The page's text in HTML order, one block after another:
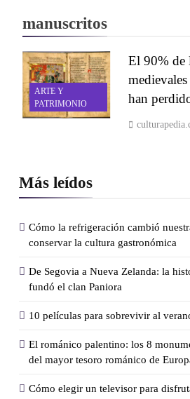
Más leídos
Cómo la refrigeración cambió
conservar la cultura gastronómica
De Segovia a Nueva Zelanda: la
fundó el clan Paniora
10 películas para sobrevivir al
El románico palentino: los 8
del mayor tesoro románico de
Cómo elegir un televisor para
manuscritos
ARTE Y
PATRIMONIO
El 90% de
han